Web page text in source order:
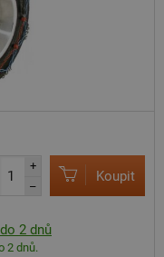
+
–
Koupit
2 dnů
2 dnů.